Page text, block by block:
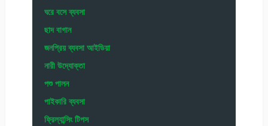
ঘরে বসে ব্যবসা
ছাদ বাগান
জনপ্রিয় ব্যবসা আইডিয়া
নারী উদ্যোক্তা
পশু পালন
পাইকারি ব্যবসা
ফ্রিল্যান্সিং টিপস